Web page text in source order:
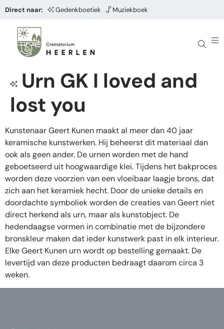
Direct naar: Gedenkboetiek Muziekboek
Urn GK I loved and
lost you
Kunstenaar Geert Kunen maakt al meer dan 40 jaar
keramische kunstwerken. Hij beheerst dit materiaal dan
ook als geen ander. De urnen worden met de hand
geboetseerd uit hoogwaardige klei. Tijdens het bakproces
worden deze voorzien van een vloeibaar laagje brons, dat
zich aan het keramiek hecht. Door de unieke details en
doordachte symboliek worden de creaties van Geert niet
direct herkend als urn, maar als kunstobject. De
hedendaagse vormen in combinatie met de bijzondere
bronskleur maken dat ieder kunstwerk past in elk interieur.
Elke Geert Kunen urn wordt op bestelling gemaakt. De
levertijd van deze producten bedraagt daarom circa 3
weken.